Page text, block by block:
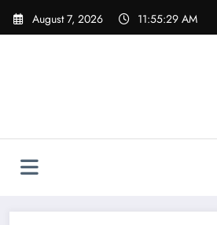
Skip
August 7, 2026 11:55:30 AM